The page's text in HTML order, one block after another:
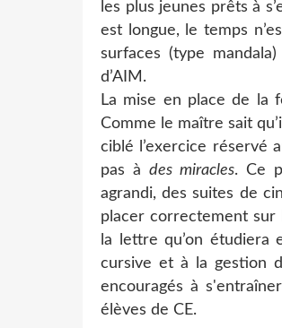
les plus jeunes prêts à
est longue, le temps
surfaces (type
d’AIM.
La mise en place de la
Comme le maître sait
ciblé l’exercice réservé
pas à des miracles. Ce
agrandi, des suites de
placer correctement sur
la lettre qu’on étudiera
cursive et à la gestion
encouragés à
élèves de CE.